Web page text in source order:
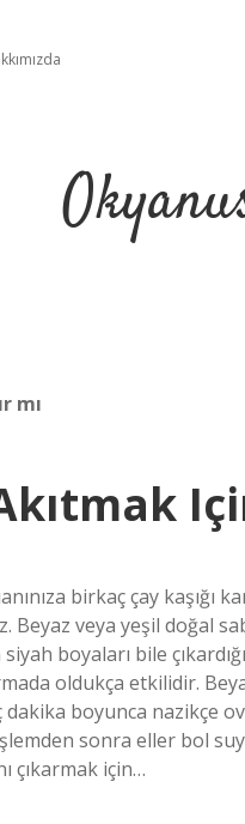
mı
birkaç çay
Beyaz veya yeşil doğal
boyaları bile
oldukça etkilidir.
boyunca nazikçe
sonra eller bol
çıkarmak için…